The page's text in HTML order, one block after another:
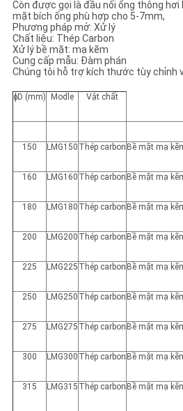
PRIVACY
POLICY
Còn được gọi là đầu nối ống thông hơi
mặt bích ống phù hợp cho 5-7mm,
Phương pháp mở: Xử lý
Chất liệu: Thép Carbon
Xử lý bề mặt: mạ kẽm
Cung cấp mẫu: Đàm phán
Chúng tôi hỗ trợ kích thước tùy chỉnh
ɸD (mm) Modle Vật chất
150 LMG150 Thép carbon Bề mặt mạ
160 LMG160 Thép carbon Bề mặt mạ
180 LMG180 Thép carbon Bề mặt mạ
200 LMG200 Thép carbon Bề mặt mạ
225 LMG225 Thép carbon Bề mặt mạ
250 LMG250 Thép carbon Bề mặt mạ
275 LMG275 Thép carbon Bề mặt mạ
300 LMG300 Thép carbon Bề mặt mạ
315 LMG315 Thép carbon Bề mặt mạ